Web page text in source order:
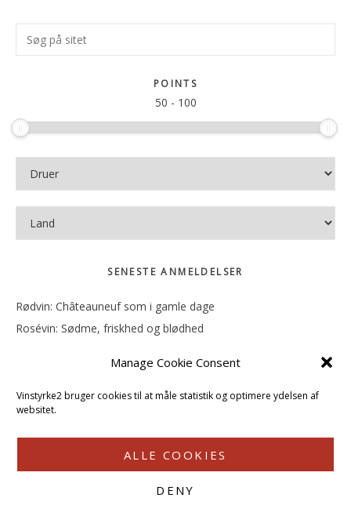
Manage Cookie Consent
Vinstyrke2 bruger cookies til at måle statistik og optimere ydelsen af
websitet.
ALLE COOKIES
DENY
Primær
Sidebar
Søg
på
POINTS
50 - 100
SENESTE ANMELDELSER
Rødvin: Châteauneuf som i gamle dage
Rosévin: Sødme, friskhed og blødhed
Rosévin: Forfriskende bagatel
Rosévin: Sødmen hænger i munden
COPYRIGHT © 2026 · VINSTYRKE2